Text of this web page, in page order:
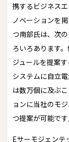
携するビジネス
ノベーションを
つ南部氏は、次
ろいろあります
ジュールを提案
システムに自立
は数万個に及ぶ
ョンに当社のモ
つ提案が可能です
Eサーモジェンテ